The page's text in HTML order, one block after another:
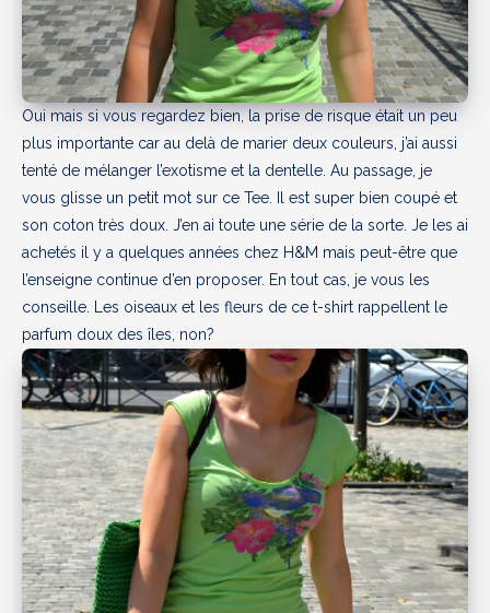
Oui mais si vous regardez bien, la prise de risque était un peu
plus importante car au delà de marier deux couleurs, j’ai aussi
tenté de mélanger l’exotisme et la dentelle. Au passage, je
vous glisse un petit mot sur ce Tee. Il est super bien coupé et
son coton très doux. J’en ai toute une série de la sorte. Je les ai
achetés il y a quelques années chez H&M mais peut-être que
l’enseigne continue d’en proposer. En tout cas, je vous les
conseille. Les oiseaux et les fleurs de ce t-shirt rappellent le
parfum doux des îles, non?